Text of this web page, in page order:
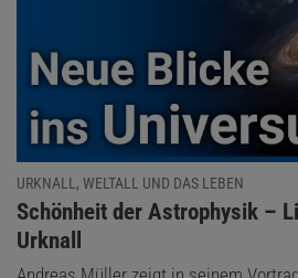
URKNALL, WELTALL UND DAS LEBEN
:
Schönheit der Astrophysik –
Urknall